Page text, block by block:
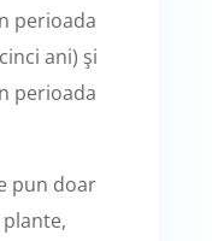
perioada
ani) şi
perioada
pun doar